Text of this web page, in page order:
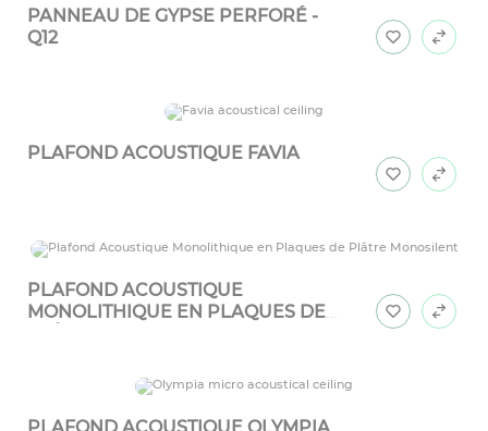
PANNEAU DE GYPSE PERFORÉ -
Q12
PLAFOND ACOUSTIQUE FAVIA
PLAFOND ACOUSTIQUE
MONOLITHIQUE EN PLAQUES DE